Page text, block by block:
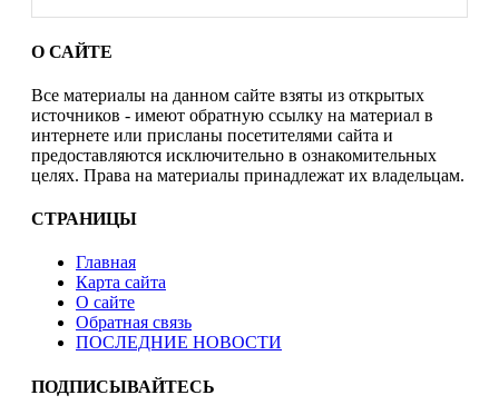
О САЙТЕ
Все материалы на данном сайте взяты из открытых
источников - имеют обратную ссылку на материал в
интернете или присланы посетителями сайта и
предоставляются исключительно в ознакомительных
целях. Права на материалы принадлежат их владельцам.
СТРАНИЦЫ
Главная
Карта сайта
О сайте
Обратная связь
ПОСЛЕДНИЕ НОВОСТИ
ПОДПИСЫВАЙТЕСЬ